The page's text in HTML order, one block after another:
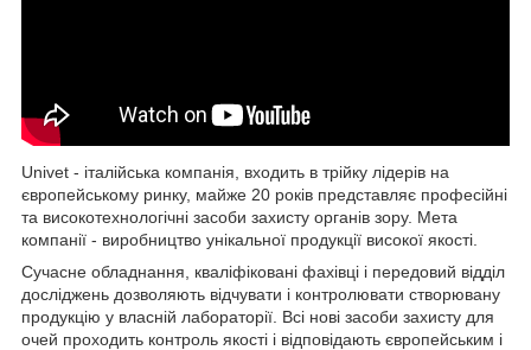
Univet - італійська компанія, входить в трійку лідерів на
європейському ринку, майже 20 років представляє професійні
та високотехнологічні засоби захисту органів зору. Мета
компанії - виробництво унікальної продукції високої якості.
Сучасне обладнання, кваліфіковані фахівці і передовий відділ
досліджень дозволяють відчувати і контролювати створювану
продукцію у власній лабораторії. Всі нові засоби захисту для
очей проходить контроль якості і відповідають європейським і